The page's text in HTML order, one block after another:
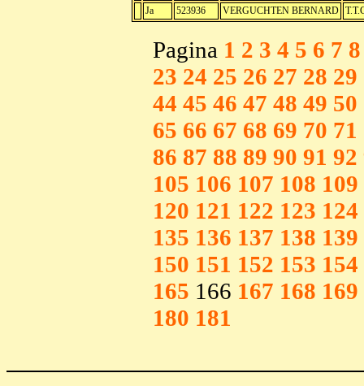
Ja
523936 VERGUCHTEN BERNARD
Pagina 1 2 3 4 5 6 7 8
23 24 25 26 27 28 29
44 45 46 47 48 49 50
65 66 67 68 69 70 71
86 87 88 89 90 91 92
105 106 107 108 109
120 121 122 123 124
135 136 137 138 139
150 151 152 153 154
165 166 167 168 169
180 181